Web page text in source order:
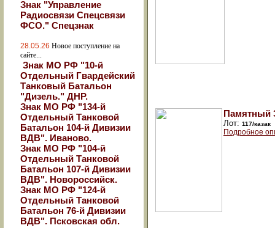
Знак "Управление
Радиосвязи Спецсвязи
ФСО." Спецзнак
28.05.26 Новое поступление на
сайте...
Знак МО РФ "10-й
Отдельный Гвардейский
Танковый Батальон
"Дизель." ДНР.
Знак МО РФ "134-й
Отдельный Танковой
Батальон 104-й Дивизии
ВДВ". Иваново.
Знак МО РФ "104-й
Отдельный Танковой
Батальон 107-й Дивизии
ВДВ". Новороссийск.
Знак МО РФ "124-й
Отдельный Танковой
Батальон 76-й Дивизии
ВДВ". Псковская обл.
Памятный
Лот: 117/казак
Подробное